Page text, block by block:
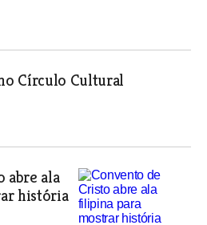
Círculo Cultural
abre ala
história